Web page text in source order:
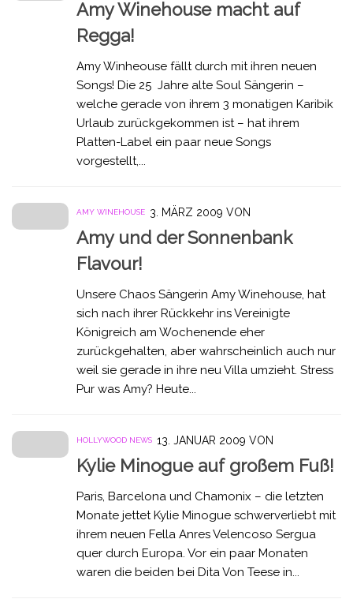
Amy Winehouse macht auf
Regga!
Amy Winheouse fällt durch mit ihren neuen
Songs! Die 25 Jahre alte Soul Sängerin –
welche gerade von ihrem 3 monatigen Karibik
Urlaub zurückgekommen ist – hat ihrem
Platten-Label ein paar neue Songs
vorgestellt,...
AMY WINEHOUSE 3. MÄRZ 2009 VON
Amy und der Sonnenbank
Flavour!
Unsere Chaos Sängerin Amy Winehouse, hat
sich nach ihrer Rückkehr ins Vereinigte
Königreich am Wochenende eher
zurückgehalten, aber wahrscheinlich auch nur
weil sie gerade in ihre neu Villa umzieht. Stress
Pur was Amy? Heute...
HOLLYWOOD NEWS 13. JANUAR 2009 VON
Kylie Minogue auf großem Fuß!
Paris, Barcelona und Chamonix – die letzten
Monate jettet Kylie Minogue schwerverliebt mit
ihrem neuen Fella Anres Velencoso Sergua
quer durch Europa. Vor ein paar Monaten
waren die beiden bei Dita Von Teese in...